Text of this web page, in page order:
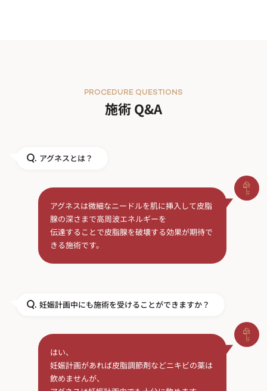
施術 Q&A
PROCEDURE QUESTIONS
Q. アグネスとは？
アグネスは微細なニードルを肌に挿入して皮脂
腺の深さまで高周波エネルギーを
伝達することで皮脂腺を破壊する効果が期待で
きる施術です。
Q. 妊娠計画中にも施術を受けることができますか？
はい、
妊娠計画があれば皮脂調節剤などニキビの薬は
飲めませんが、